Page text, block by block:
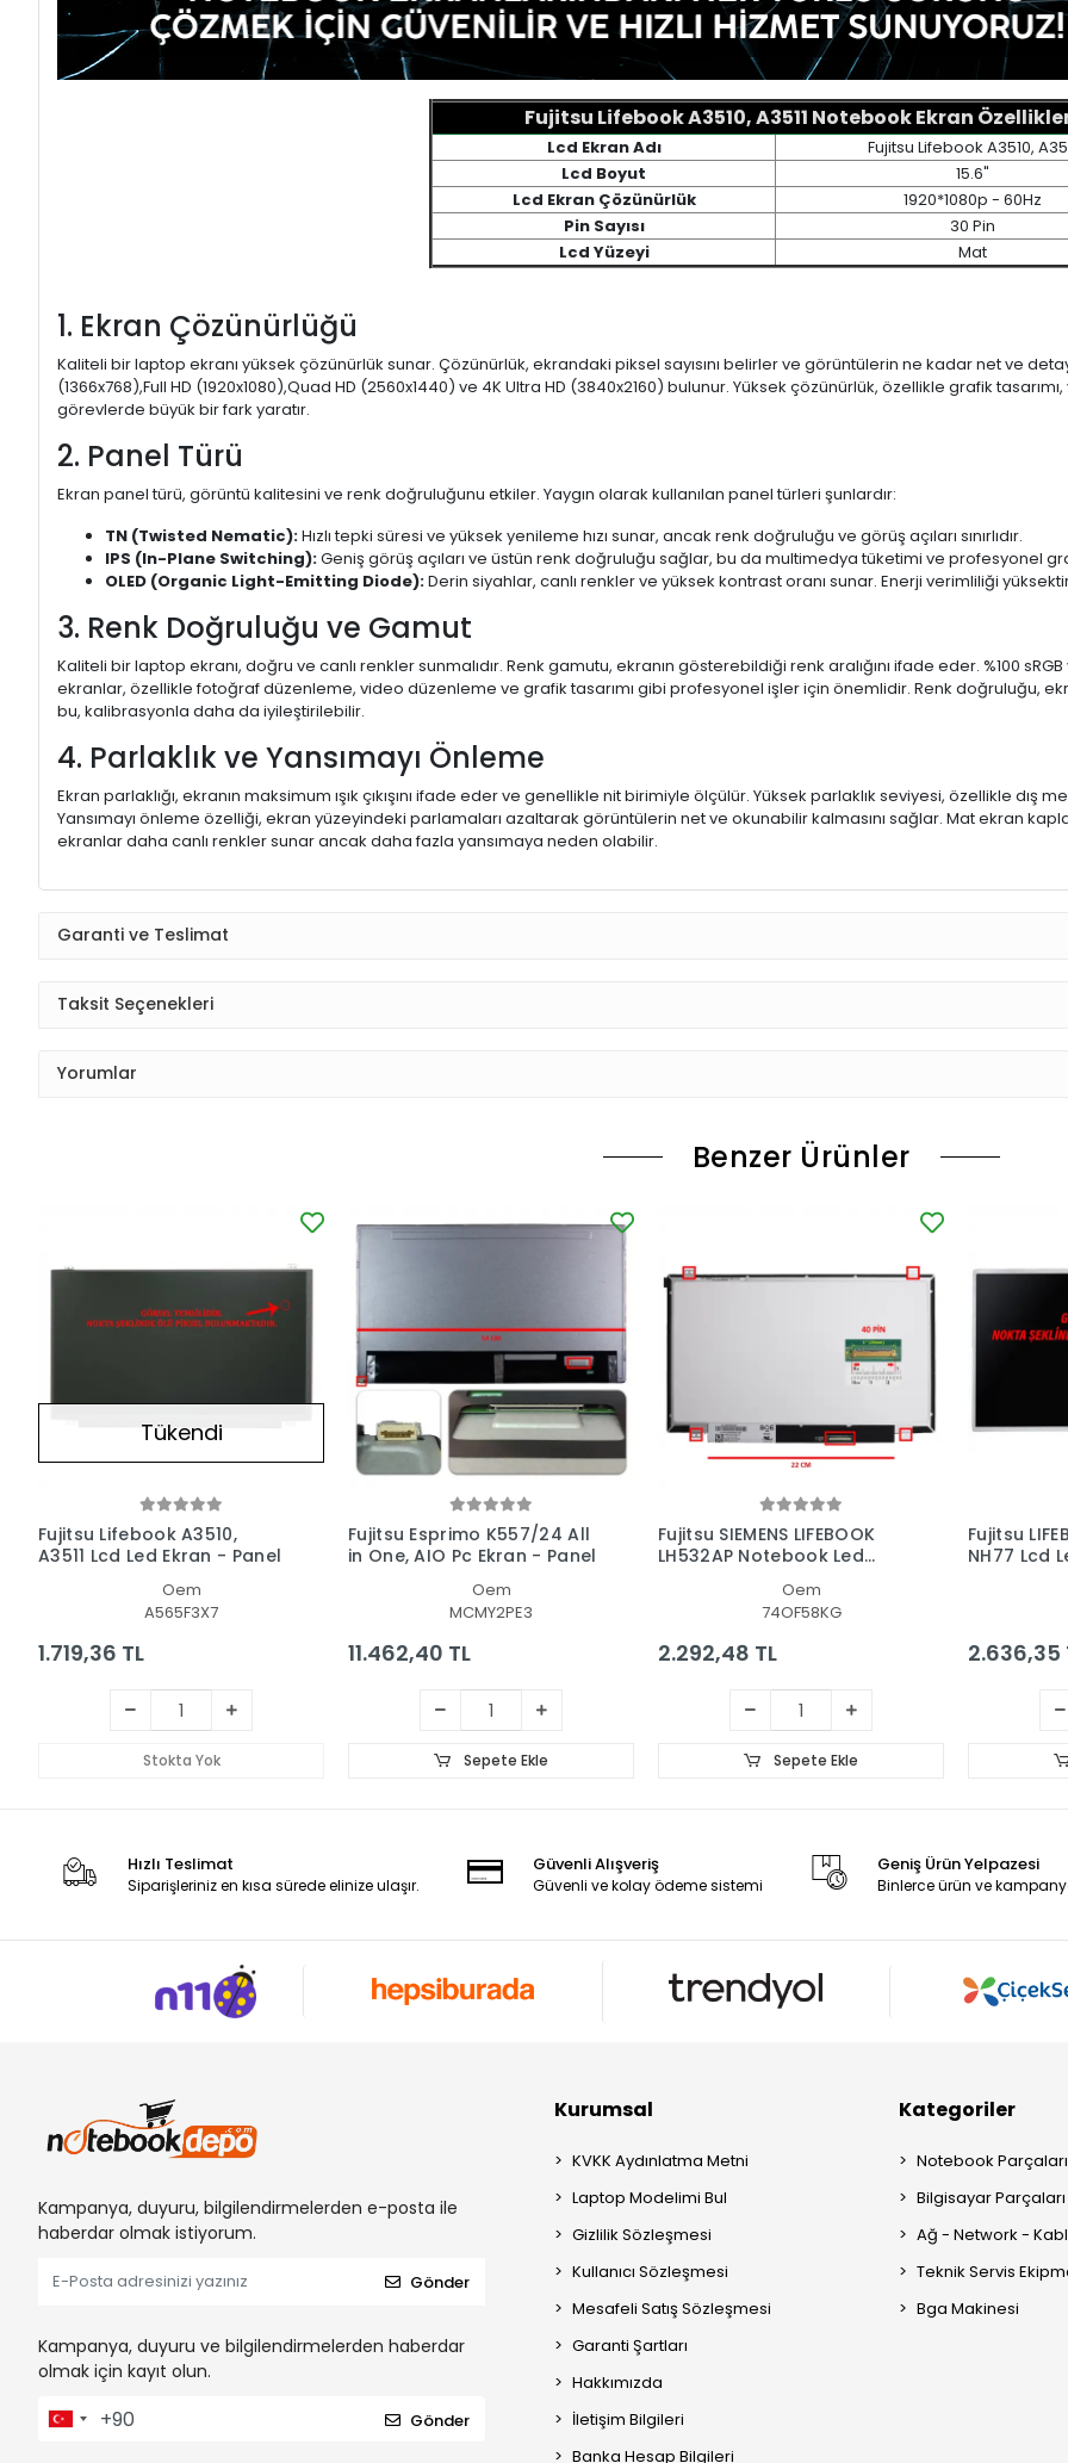
Fujitsu Lifebook A3510, A3511 Notebook Ekran
Lcd Ekran Adı
Fujitsu Lifebook A3510,
Lcd Boyut
15.6"
Lcd Ekran Çözünürlük
1920*1080p - 60Hz
Pin Sayısı
30 Pin
Lcd Yüzeyi
Mat
1. Ekran Çözünürlüğü
Kaliteli bir laptop ekranı yüksek çözünürlük sunar. Çözünürlük, ekrandaki piksel sayısını belirler ve görüntülerin ne kadar net ve
(1366x768),Full HD (1920x1080),Quad HD (2560x1440) ve 4K Ultra HD (3840x2160) bulunur. Yüksek çözünürlük, özellikle grafik
görevlerde büyük bir fark yaratır.
2. Panel Türü
Ekran panel türü, görüntü kalitesini ve renk doğruluğunu etkiler. Yaygın olarak kullanılan panel türleri şunlardır:
TN (Twisted Nematic):Hızlı tepki süresi ve yüksek yenileme hızı sunar, ancak renk doğruluğu ve görüş açıları sınırlıdır.
IPS (In-Plane Switching):Geniş görüş açıları ve üstün renk doğruluğu sağlar, bu da multimedya tüketimi ve profesyonel
OLED (Organic Light-Emitting Diode):Derin siyahlar, canlı renkler ve yüksek kontrast oranı sunar. Enerji verimliliği
3. Renk Doğruluğu ve Gamut
Kaliteli bir laptop ekranı, doğru ve canlı renkler sunmalıdır. Renk gamutu, ekranın gösterebildiği renk aralığını ifade eder. %100
ekranlar, özellikle fotoğraf düzenleme, video düzenleme ve grafik tasarımı gibi profesyonel işler için önemlidir. Renk doğruluğu,
bu, kalibrasyonla daha da iyileştirilebilir.
4. Parlaklık ve Yansımayı Önleme
Ekran parlaklığı, ekranın maksimum ışık çıkışını ifade eder ve genellikle nit birimiyle ölçülür. Yüksek parlaklık seviyesi, özellikle dış
Yansımayı önleme özelliği, ekran yüzeyindeki parlamaları azaltarak görüntülerin net ve okunabilir kalmasını sağlar. Mat ekran
ekranlar daha canlı renkler sunar ancak daha fazla yansımaya neden olabilir.
Garanti ve Teslimat
Taksit Seçenekleri
Yorumlar
Benzer Ürünler
Tükendi
Fujitsu Lifebook A3510,
A3511 Lcd Led Ekran - Panel
Oem
A565F3X7
1.719,36 TL
Stokta Yok
Fujitsu Esprimo K557/24 All
in One, AIO Pc Ekran - Panel
Oem
MCMY2PE3
11.462,40 TL
Sepete Ekle
Fujitsu SIEMENS LIFEBOOK
LH532AP Notebook Led
Oem
74OF58KG
2.292,48 TL
Sepete Ekle
Fujitsu
NH77 Lcd
2.636,35
Hızlı Teslimat
Siparişleriniz en kısa sürede elinize ulaşır.
Güvenli Alışveriş
Güvenli ve kolay ödeme sistemi
Geniş Ürün Yelpazesi
Binlerce ürün ve
Kampanya, duyuru, bilgilendirmelerden e-posta ile
haberdar olmak istiyorum.
Gönder
Kampanya, duyuru ve bilgilendirmelerden haberdar
olmak için kayıt olun.
Gönder
Kurumsal
KVKK Aydınlatma Metni
Laptop Modelimi Bul
Gizlilik Sözleşmesi
Kullanıcı Sözleşmesi
Mesafeli Satış Sözleşmesi
Garanti Şartları
Hakkımızda
İletişim Bilgileri
Banka Hesap Bilgileri
Kategoriler
Notebook Parçaları
Bilgisayar Parçaları
Ağ - Network -
Teknik Servis
Bga Makinesi